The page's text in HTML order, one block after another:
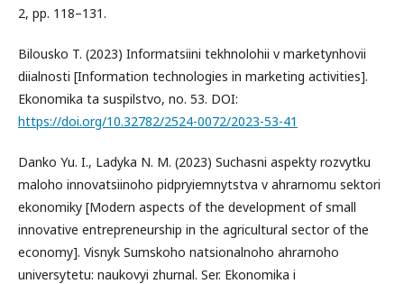
2, pp. 118–131.
Bilousko T. (2023) Informatsiini tekhnolohii v marketynhovii
diialnosti [Information technologies in marketing activities].
Ekonomika ta suspilstvo, no. 53. DOI:
https://doi.org/10.32782/2524-0072/2023-53-41
Danko Yu. I., Ladyka N. M. (2023) Suchasni aspekty rozvytku
maloho innovatsiinoho pidpryiemnytstva v ahrarnomu sektori
ekonomiky [Modern aspects of the development of small
innovative entrepreneurship in the agricultural sector of the
economy]. Visnyk Sumskoho natsionalnoho ahrarnoho
universytetu: naukovyi zhurnal. Ser. Ekonomika i